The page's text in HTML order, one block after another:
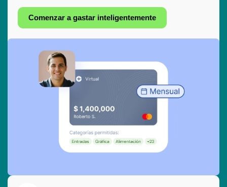
Comenzar a gastar inteligentemente